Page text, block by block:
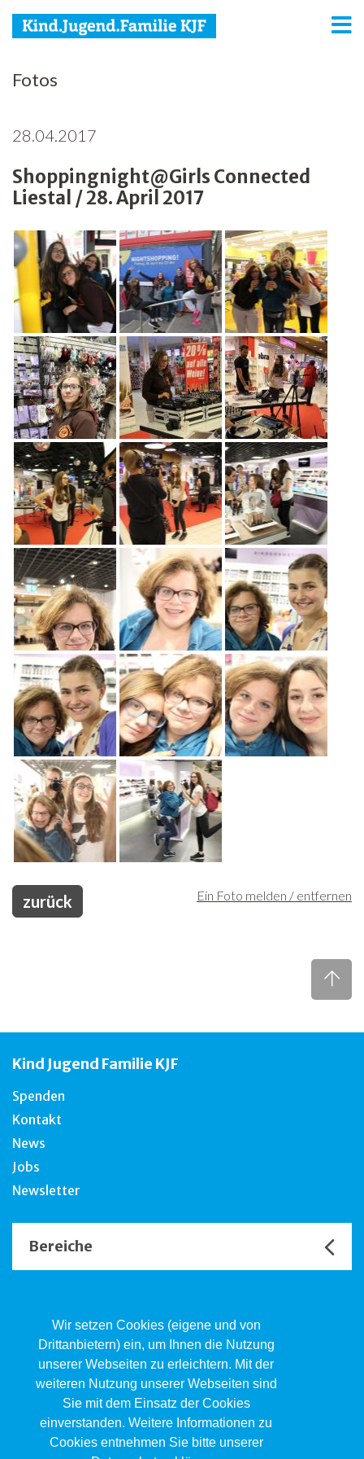
Wir setzen Cookies (eigene und von
Drittanbietern) ein, um Ihnen die Nutzung
unserer Webseiten zu erleichtern. Mit der
weiteren Nutzung unserer Webseiten sind
Sie mit dem Einsatz der Cookies
einverstanden. Weitere Informationen zu
Cookies entnehmen Sie bitte unserer
KJF
Jugend
Familie
Agenda
Netzwerk
Spenden
Jobs
Freiwilligenarbeit
News
Newsletter
Fotos
28.04.2017
Shoppingnight@Girls Connected
Liestal / 28. April 2017
Ein Foto melden / entfernen
zurück
Kind Jugend Familie KJF
Spenden
Kontakt
News
Jobs
Newsletter
Bereiche
Kind.Jugend.Familie KJF
Poststrasse 2, Postfach, 4410 Liestal
061 551 17 77
kjf@jsw.swiss